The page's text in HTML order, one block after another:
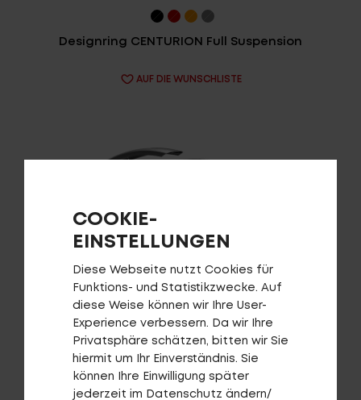
Designring CENTURION Full Suspension
AUF DIE WUNSCHLISTE
Schutzblech-Set Alumee E-Fully
COOKIE-
EINSTELLUNGEN
Diese Webseite nutzt Cookies für
Funktions- und Statistikzwecke. Auf
diese Weise können wir Ihre User-
Experience verbessern. Da wir Ihre
Privatsphäre schätzen, bitten wir Sie
hiermit um Ihr Einverständnis. Sie
können Ihre Einwilligung später
jederzeit im Datenschutz ändern/